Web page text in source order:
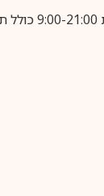
בביצוע הזמנה עד השעה